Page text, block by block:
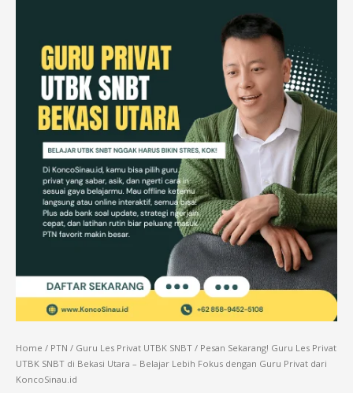
Home / PTN / Guru Les Privat UTBK SNBT / Pesan Sekarang! Guru Les Privat
UTBK SNBT di Bekasi Utara – Belajar Lebih Fokus dengan Guru Privat dari
KoncoSinau.id